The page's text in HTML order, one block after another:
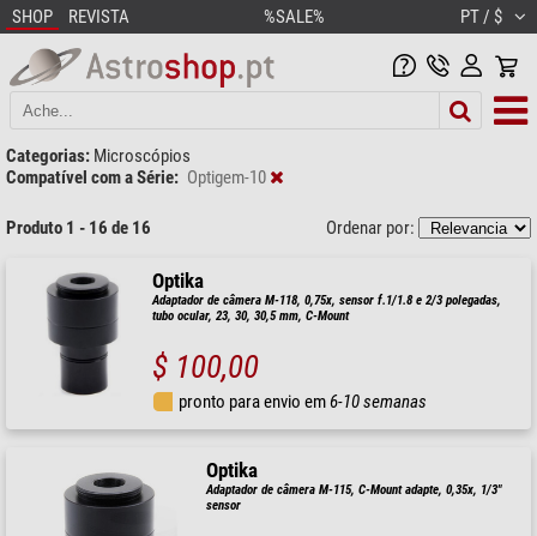
SHOP REVISTA %SALE% PT / $
Categorias: Microscópios
Compatível com a Série: Optigem-10
Produto 1 - 16 de 16 Ordenar por:
Optika
Adaptador de câmera M-118, 0,75x, sensor f.1/1.8 e 2/3 polegadas,
tubo ocular, 23, 30, 30,5 mm, C-Mount
$ 100,00
pronto para envio em6-10 semanas
Optika
Adaptador de câmera M-115, C-Mount adapte, 0,35x, 1/3"
sensor